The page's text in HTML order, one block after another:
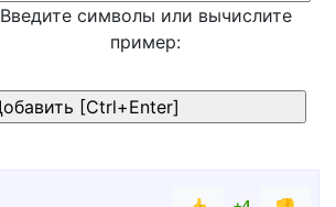
Введите символы или вычислите
пример: